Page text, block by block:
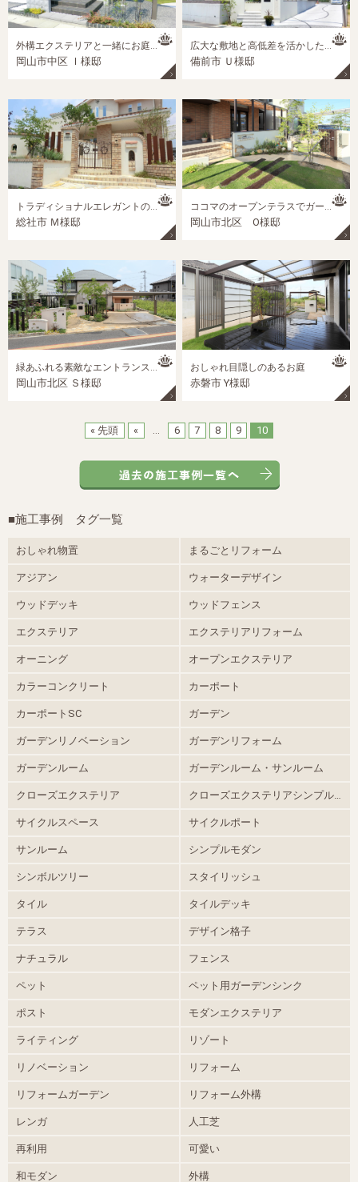
外構エクステリアと一緒にお庭をトータルコーディネイト
岡山市中区 Ｉ様邸
広大な敷地と高低差を活かしたスタイリッシュデザインの新築外構
備前市 Ｕ様邸
トラディショナルエレガントのクローズエクステリア
総社市 Ｍ様邸
ココマのオープンテラスでガーデンライフを楽しもう！
岡山市北区 O様邸
緑あふれる素敵なエントランスと夢のプライベートガーデン
岡山市北区 Ｓ様邸
おしゃれ目隠しのあるお庭
赤磐市 Y様邸
« 先頭 « 6 7 8 9 10
■施工事例 タグ一覧
おしゃれ物置 まるごとリフォーム
アジアン ウォーターデザイン
ウッドデッキ ウッドフェンス
エクステリア エクステリアリフォーム
オーニング オープンエクステリア
カラーコンクリート カーポート
カーポートSC ガーデン
ガーデンリノベーション ガーデンリフォーム
ガーデンルーム ガーデンルーム・サンルーム
クローズエクステリア クローズエクステリアシンプルモダン
サイクルスペース サイクルポート
サンルーム シンプルモダン
シンボルツリー スタイリッシュ
タイル タイルデッキ
テラス デザイン格子
ナチュラル フェンス
ペット ペット用ガーデンシンク
ポスト モダンエクステリア
ライティング リゾート
リノベーション リフォーム
リフォームガーデン リフォーム外構
レンガ 人工芝
再利用 可愛い
和モダン 外構